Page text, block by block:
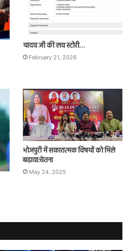
यादव जी की लव स्टोरी…
February 21, 2026
भोजपुरी में सकारात्मक विषयों को मिले
बढ़ावा:चेतना
May 24, 2025